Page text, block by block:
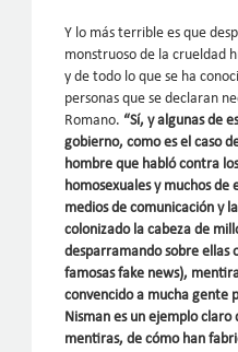
Y lo más terrible es que
monstruoso de la crueldad
y de todo lo que se ha
personas que se declaran
Romano. “Sí, y algunas de
gobierno, como es el caso
hombre que habló contra
homosexuales y muchos de
medios de comunicación y
colonizado la cabeza de
desparramando sobre ellas
famosas fake news),
convencido a mucha gente
Nisman es un ejemplo claro
mentiras, de cómo han